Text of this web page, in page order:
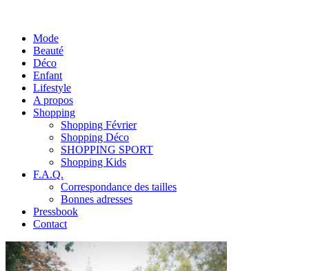
Mode
Beauté
Déco
Enfant
Lifestyle
A propos
Shopping
Shopping Février
Shopping Déco
SHOPPING SPORT
Shopping Kids
F.A.Q.
Correspondance des tailles
Bonnes adresses
Pressbook
Contact